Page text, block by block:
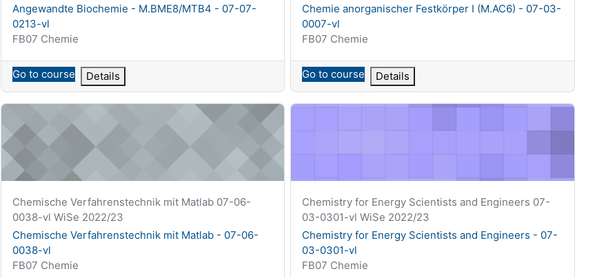
Nazwa kursu
Angewandte Biochemie - M.BME8/MTB4 - 07-07-
0213-vl
Kategoria kursu
FB07 Chemie
Go to course Details
Nazwa kursu
Chemie anorganischer Festkörper I (M.AC6) - 07-03-
0007-vl
Kategoria kursu
FB07 Chemie
Go to course Details
Chemische Verfahrenstechnik mit Matlab - 07-06-0038-vl
Krótka nazwa kursu
Chemische Verfahrenstechnik mit Matlab 07-06-
0038-vl WiSe 2022/23
Nazwa kursu
Chemische Verfahrenstechnik mit Matlab - 07-06-
0038-vl
Kategoria kursu
FB07 Chemie
Chemistry for Energy Scientists and Engineers - 07-03-0301-vl
Krótka nazwa kursu
Chemistry for Energy Scientists and Engineers 07-
03-0301-vl WiSe 2022/23
Nazwa kursu
Chemistry for Energy Scientists and Engineers - 07-
03-0301-vl
Kategoria kursu
FB07 Chemie